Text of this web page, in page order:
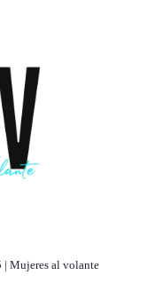
| Mujeres al volante